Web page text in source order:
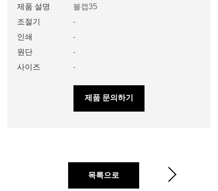
제품 설명
볼캡35
조절기
-
인쇄
-
원단
-
사이즈
-
제품 문의하기
목록으로